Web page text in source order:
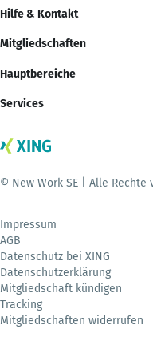
Hilfe & Kontakt
Mitgliedschaften
Hauptbereiche
Services
© New Work SE | Alle Rechte
Impressum
AGB
Datenschutz bei XING
Datenschutzerklärung
Mitgliedschaft kündigen
Tracking
Mitgliedschaften widerrufen